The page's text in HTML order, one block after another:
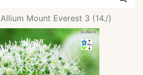
Allium Mount Everest 3 (14./)